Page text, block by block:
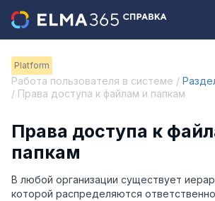
Platform
Работа пользователя в системе /
/ Права доступа к файлам и папкам
Права доступа к
папкам
В любой организации существует
которой распределяются